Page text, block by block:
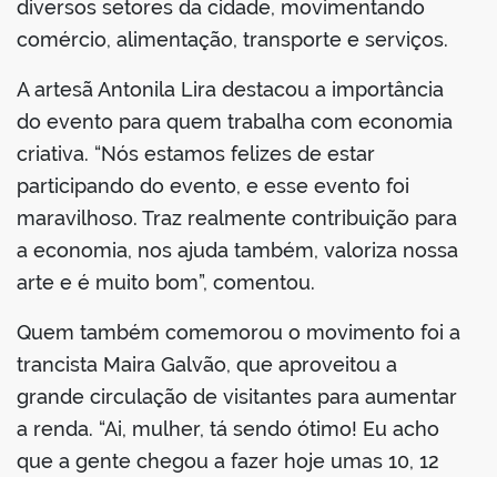
diversos setores da cidade, movimentando
comércio, alimentação, transporte e serviços.
A artesã Antonila Lira destacou a importância
do evento para quem trabalha com economia
criativa. “Nós estamos felizes de estar
participando do evento, e esse evento foi
maravilhoso. Traz realmente contribuição para
a economia, nos ajuda também, valoriza nossa
arte e é muito bom”, comentou.
Quem também comemorou o movimento foi a
trancista Maira Galvão, que aproveitou a
grande circulação de visitantes para aumentar
a renda. “Ai, mulher, tá sendo ótimo! Eu acho
que a gente chegou a fazer hoje umas 10, 12